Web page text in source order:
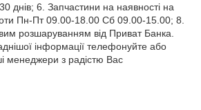
днів; 6. Запчастини на наявності на
Пн-Пт 09.00-18.00 Сб 09.00-15.00; 8.
розшаруванням від Приват Банка.
інформації телефонуйте або
менеджери з радістю Вас